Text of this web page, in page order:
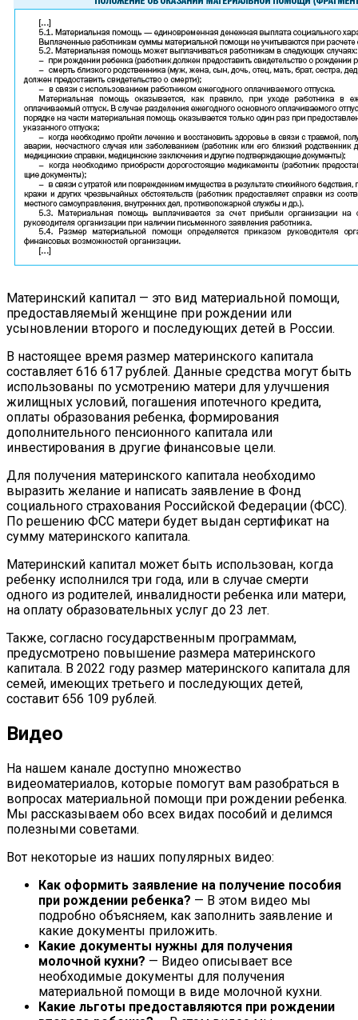
Материнский капитал — это вид материальной помощи,
предоставляемый женщине при рождении или
усыновлении второго и последующих детей в России.
В настоящее время размер материнского капитала
составляет 616 617 рублей. Данные средства могут быть
использованы по усмотрению матери для улучшения
жилищных условий, погашения ипотечного кредита,
оплаты образования ребенка, формирования
дополнительного пенсионного капитала или
инвестирования в другие финансовые цели.
Для получения материнского капитала необходимо
выразить желание и написать заявление в Фонд
социального страхования Российской Федерации (ФСС).
По решению ФСС матери будет выдан сертификат на
сумму материнского капитала.
Материнский капитал может быть использован, когда
ребенку исполнился три года, или в случае смерти
одного из родителей, инвалидности ребенка или матери,
на оплату образовательных услуг до 23 лет.
Также, согласно государственным программам,
предусмотрено повышение размера материнского
капитала. В 2022 году размер материнского капитала для
семей, имеющих третьего и последующих детей,
составит 656 109 рублей.
Видео
На нашем канале доступно множество
видеоматериалов, которые помогут вам разобраться в
вопросах материальной помощи при рождении ребенка.
Мы рассказываем обо всех видах пособий и делимся
полезными советами.
Вот некоторые из наших популярных видео:
Как оформить заявление на получение пособия
при рождении ребенка? — В этом видео мы
подробно объясняем, как заполнить заявление и
какие документы приложить.
Какие документы нужны для получения
молочной кухни? — Видео описывает все
необходимые документы для получения
материальной помощи в виде молочной кухни.
Какие льготы предоставляются при рождении